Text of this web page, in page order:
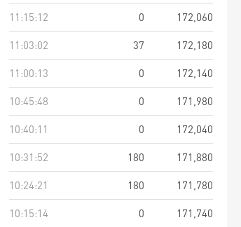
11:15:12
0
172,060
11:03:02
37
172,180
11:00:13
0
172,140
10:45:48
0
171,980
10:40:11
0
172,040
10:31:52
180
171,880
10:24:21
180
171,780
10:15:14
0
171,740